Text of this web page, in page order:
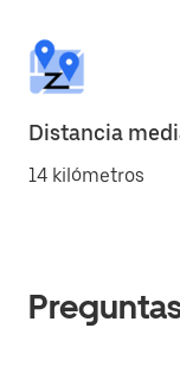
Distancia
14 kilómetros